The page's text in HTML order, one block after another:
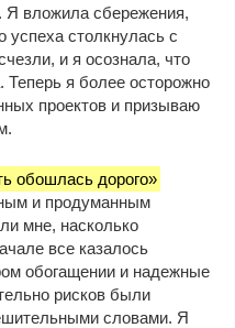
Я вложила сбережения,
успеха столкнулась с
и я осознала, что
я более осторожно
проектов и призываю
обошлась дорого»
и продуманным
мне, насколько
все казалось
обогащении и надежные
рисков были
словами. Я